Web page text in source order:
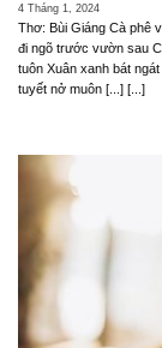
4 Tháng 1, 2024
Thơ: Bùi Giáng Cà phê
đi ngõ trước vườn sau
tuôn Xuân xanh bát
tuyết nở muôn [...] [...]